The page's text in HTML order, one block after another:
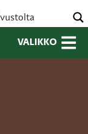
VALIKKO